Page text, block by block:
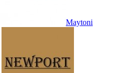
Maytoni